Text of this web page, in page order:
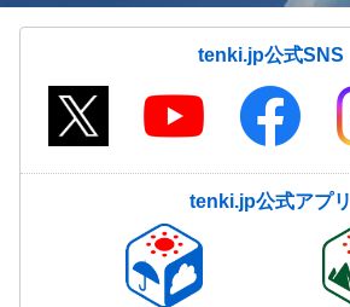
tenki.jp公式SNS
tenki.jp公式アプリ